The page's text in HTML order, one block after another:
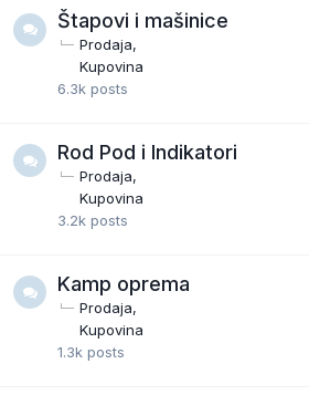
Štapovi i mašinice
Prodaja
Kupovina
6.3k posts
Rod Pod i Indikatori
Prodaja
Kupovina
3.2k posts
Kamp oprema
Prodaja
Kupovina
1.3k posts